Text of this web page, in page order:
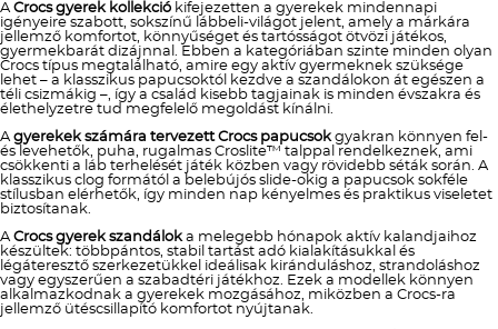
ACrocs gyerek kollekció kifejezetten a gyerekek mindennapi
igényeire szabott, sokszínű lábbeli-világot jelent, amely a márkára
jellemző komfortot, könnyűséget és tartósságot ötvözi játékos,
gyermekbarát dizájnnal. Ebben a kategóriában szinte minden olyan
Crocs típus megtalálható, amire egy aktív gyermeknek szüksége
lehet – a klasszikus papucsoktól kezdve a szandálokon át egészen a
téli csizmákig –, így a család kisebb tagjainak is minden évszakra és
élethelyzetre tud megfelelő megoldást kínálni.
Agyerekek számára tervezett Crocs papucsokgyakran könnyen fel-
és levehetők, puha, rugalmas Croslite™ talppal rendelkeznek, ami
csökkenti a láb terhelését játék közben vagy rövidebb séták során. A
klasszikus clog formától a belebújós slide-okig a papucsok sokféle
stílusban elérhetők, így minden nap kényelmes és praktikus viseletet
biztosítanak.
ACrocs gyerek szandáloka melegebb hónapok aktív kalandjaihoz
készültek: többpántos, stabil tartást adó kialakításukkal és
légáteresztő szerkezetükkel ideálisak kiránduláshoz, strandoláshoz
vagy egyszerűen a szabadtéri játékhoz. Ezek a modellek könnyen
alkalmazkodnak a gyerekek mozgásához, miközben a Crocs-ra
jellemző ütéscsillapító komfortot nyújtanak.